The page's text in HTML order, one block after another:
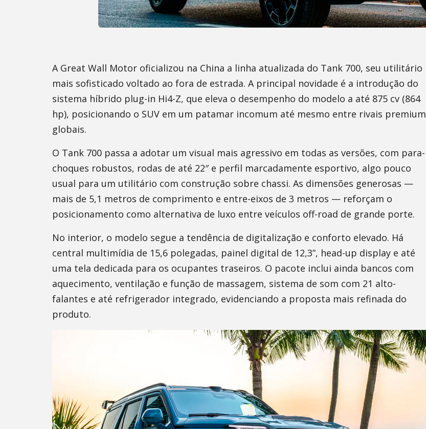
A Great Wall Motor oficializou na China a linha atualizada do Tank 700, seu utilitário
mais sofisticado voltado ao fora de estrada. A principal novidade é a introdução do
sistema híbrido plug-in Hi4-Z, que eleva o desempenho do modelo a até 875 cv (864
hp), posicionando o SUV em um patamar incomum até mesmo entre rivais premium
globais.
O Tank 700 passa a adotar um visual mais agressivo em todas as versões, com para-
choques robustos, rodas de até 22″ e perfil marcadamente esportivo, algo pouco
usual para um utilitário com construção sobre chassi. As dimensões generosas —
mais de 5,1 metros de comprimento e entre-eixos de 3 metros — reforçam o
posicionamento como alternativa de luxo entre veículos off-road de grande porte.
No interior, o modelo segue a tendência de digitalização e conforto elevado. Há
central multimídia de 15,6 polegadas, painel digital de 12,3”, head-up display e até
uma tela dedicada para os ocupantes traseiros. O pacote inclui ainda bancos com
aquecimento, ventilação e função de massagem, sistema de som com 21 alto-
falantes e até refrigerador integrado, evidenciando a proposta mais refinada do
produto.